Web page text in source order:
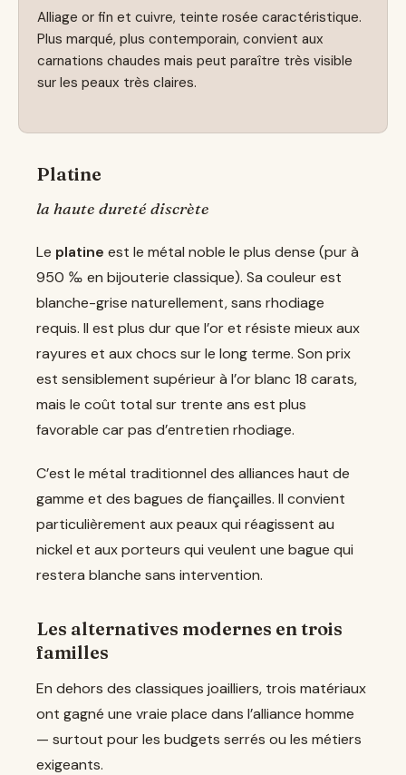
Alliage or fin et cuivre, teinte rosée caractéristique.
Plus marqué, plus contemporain, convient aux
carnations chaudes mais peut paraître très visible
sur les peaux très claires.
Platine
la haute dureté discrète
Le platine est le métal noble le plus dense (pur à
950 ‰ en bijouterie classique). Sa couleur est
blanche-grise naturellement, sans rhodiage
requis. Il est plus dur que l’or et résiste mieux aux
rayures et aux chocs sur le long terme. Son prix
est sensiblement supérieur à l’or blanc 18 carats,
mais le coût total sur trente ans est plus
favorable car pas d’entretien rhodiage.
C’est le métal traditionnel des alliances haut de
gamme et des bagues de fiançailles. Il convient
particulièrement aux peaux qui réagissent au
nickel et aux porteurs qui veulent une bague qui
restera blanche sans intervention.
Les alternatives modernes en trois
familles
En dehors des classiques joailliers, trois matériaux
ont gagné une vraie place dans l’alliance homme
— surtout pour les budgets serrés ou les métiers
exigeants.